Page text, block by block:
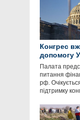
Конгрес
допомогу
Палата
питання
рф.
підтримку